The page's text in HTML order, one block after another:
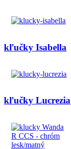
kľučky Isabella
kľučky Lucrezia